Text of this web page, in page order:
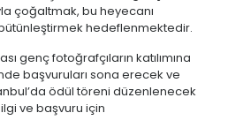
çoğaltmak, bu heyecanı
hedeflenmektedir.
genç fotoğrafçıların katılımına
başvuruları sona erecek ve
ödül töreni düzenlenecek
ve başvuru için